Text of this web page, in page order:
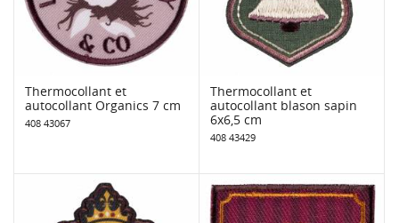
Thermocollant et
autocollant Organics 7 cm
408 43067
Thermocollant et
autocollant blason sapin
6x6,5 cm
408 43429